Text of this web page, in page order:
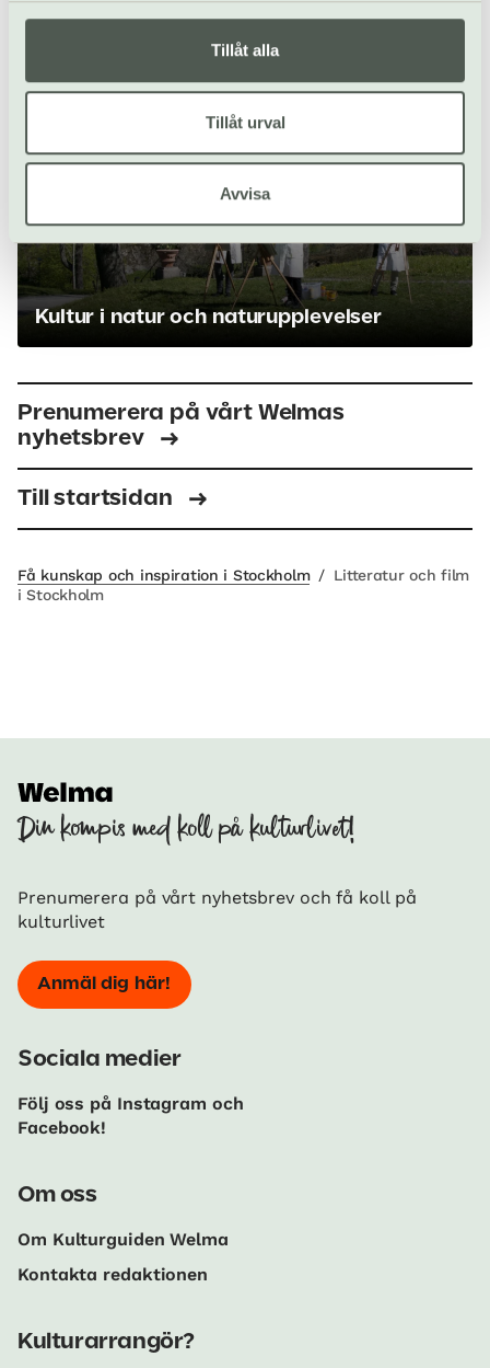
Tillåt alla
Tillåt urval
Avvisa
Du kanske också gillar..-
Kultur i natur och naturupplevelser
Prenumerera på vårt Welmas
nyhetsbrev
Till startsidan
Få kunskap och inspiration i Stockholm / Litteratur och film
i Stockholm
Din kompis med koll på kulturlivet!
Prenumerera på vårt nyhetsbrev och få koll på
kulturlivet
Anmäl dig här!
Sociala medier
Följ oss på Instagram och
Facebook!
Om oss
Om Kulturguiden Welma
Kontakta redaktionen
Kulturarrangör?